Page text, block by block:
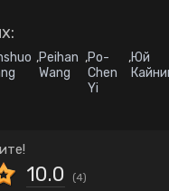
,Peihan
Wang
,Po-
Chen
Yi
,Юй
10.0 (4)